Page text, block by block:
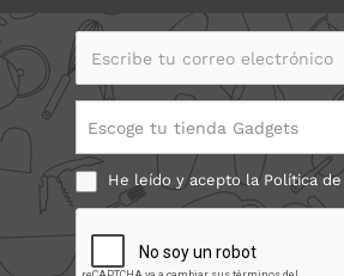
Escribe tu correo electrónico
Escoge tu tienda Gadgets
He leído y acepto la Política